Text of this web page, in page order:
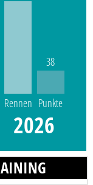
Rennen
38
Punkte
2026